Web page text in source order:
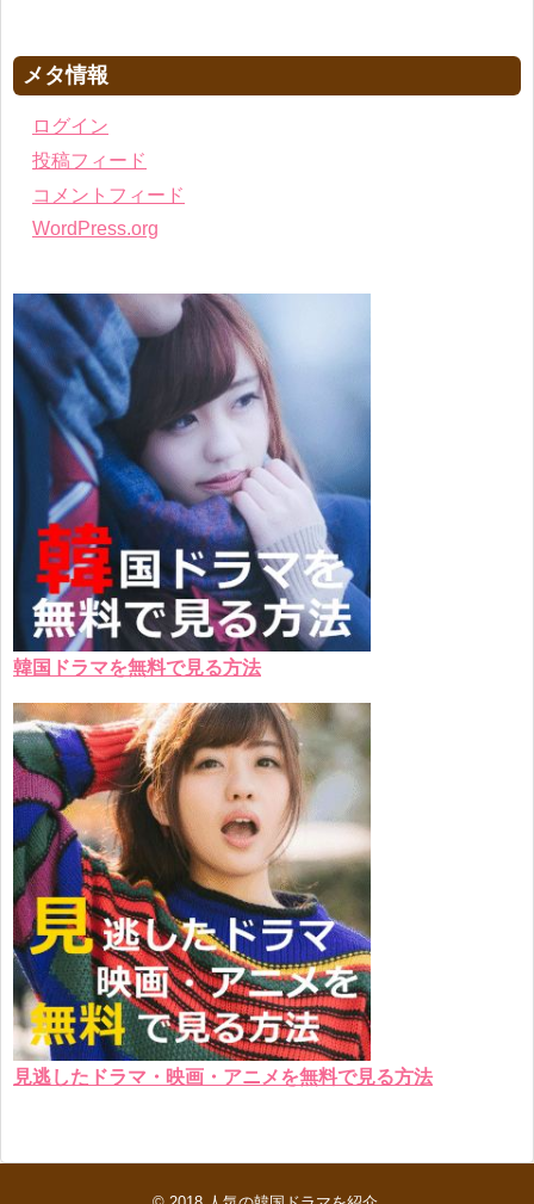
メタ情報
ログイン
投稿フィード
コメントフィード
WordPress.org
韓国ドラマを無料で見る方法
見逃したドラマ・映画・アニメを無料で見る方法